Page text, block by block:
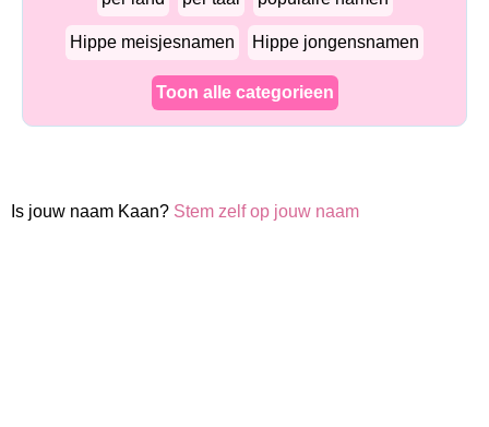
Hippe meisjesnamen Hippe jongensnamen
Toon alle categorieen
Is jouw naam Kaan? Stem zelf op jouw naam